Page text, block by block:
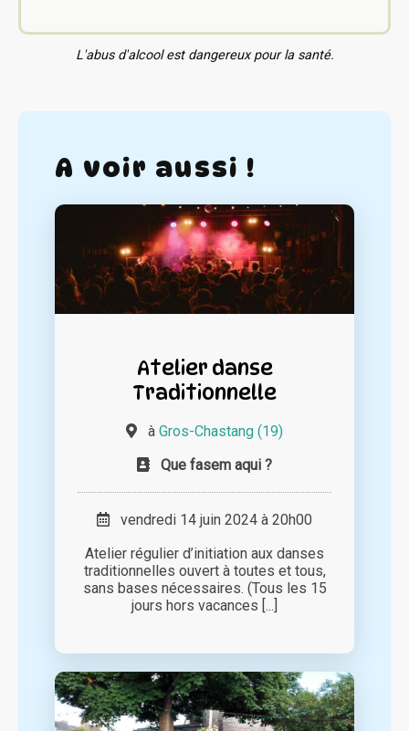
L'abus d'alcool est dangereux pour la santé.
A voir aussi !
Atelier danse
Traditionnelle
à Gros-Chastang (19)
Que fasem aqui ?
vendredi 14 juin 2024 à 20h00
Atelier régulier d’initiation aux danses
traditionnelles ouvert à toutes et tous,
sans bases nécessaires. (Tous les 15
jours hors vacances [...]